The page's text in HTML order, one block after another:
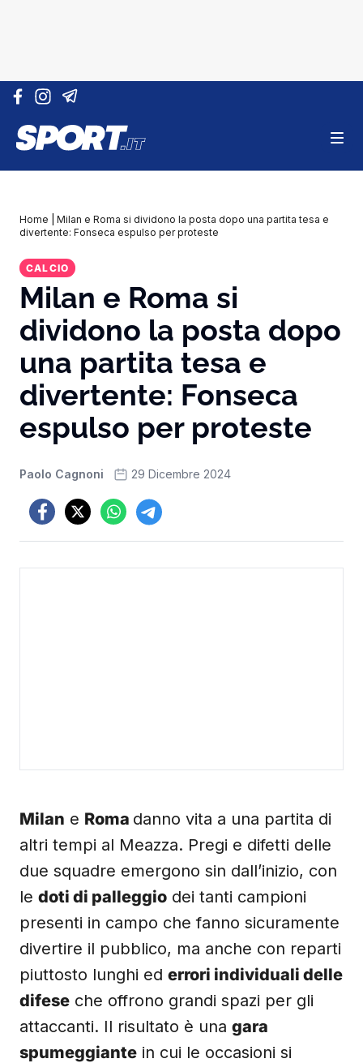
Vai al contenuto
Home
Milan e Roma si dividono la posta dopo una partita tesa e
divertente: Fonseca espulso per proteste
CALCIO
Milan e Roma si
dividono la posta dopo
una partita tesa e
divertente: Fonseca
espulso per proteste
Paolo Cagnoni 29 Dicembre 2024
Milan e Roma danno vita a una partita di
altri tempi al Meazza. Pregi e difetti delle
due squadre emergono sin dall’inizio, con
le doti di palleggio dei tanti campioni
presenti in campo che fanno sicuramente
divertire il pubblico, ma anche con reparti
piuttosto lunghi ed errori individuali delle
difese che offrono grandi spazi per gli
attaccanti. Il risultato è una gara
spumeggiante in cui le occasioni si